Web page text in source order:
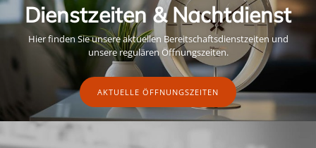
Dienstzeiten & Nachtdienst
Hier finden Sie unsere aktuellen Bereitschaftsdienstzeiten und
unsere regulären Öffnungszeiten.
AKTUELLE ÖFFNUNGSZEITEN